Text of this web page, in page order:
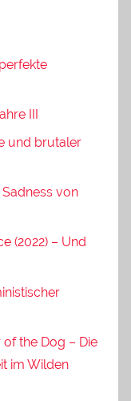
III
und brutaler
Sadness von
(2022) – Und
of the Dog – Die
im Wilden